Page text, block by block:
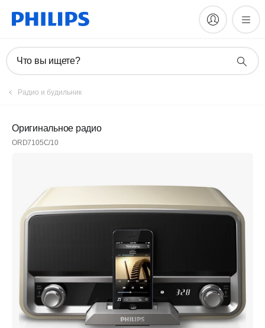
Что вы ищете?
Радио и будильник
Оригинальное радио
ORD7105C/10